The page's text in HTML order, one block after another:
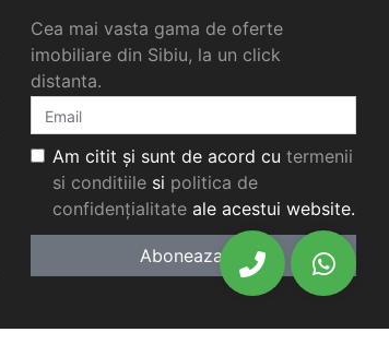
Cea mai vasta gama de oferte
imobiliare din Sibiu, la un click
distanta.
Am citit și sunt de acord cu termenii
si conditiilesi politica de
confidențialitateale acestui website.
Aboneaza-te